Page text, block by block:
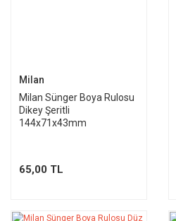
Milan
Milan Sünger Boya Rulosu
Dikey Şeritli
144x71x43mm
65,00 TL